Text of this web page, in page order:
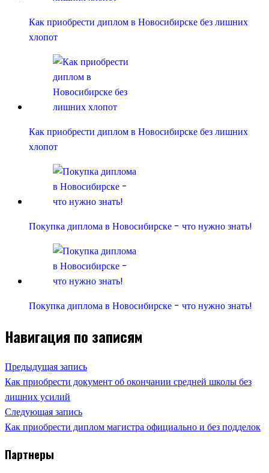
Как приобрести диплом в Новосибирске без лишних
хлопот
Как приобрести диплом в Новосибирске без лишних
хлопот
Покупка диплома в Новосибирске - что нужно знать!
Покупка диплома в Новосибирске - что нужно знать!
Навигация по записям
Предыдущая запись
Как приобрести документ об окончании средней школы без
лишних усилий
Следующая запись
Как приобрести диплом магистра официально и без подделок
Партнеры